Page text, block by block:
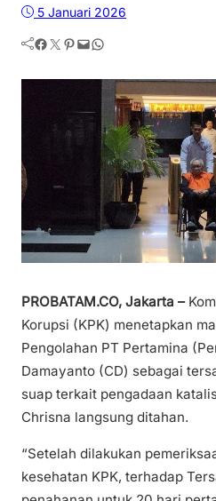
5 Januari 2026
Facebook Twitter Pinterest Mail WhatsApp
PROBATAM.CO, Jakarta –
Korupsi (KPK) menetapkan
Pengolahan PT Pertamina
Damayanto (CD) sebagai
suap terkait pengadaan
Chrisna langsung ditahan.
“Setelah dilakukan
kesehatan KPK, terhadap